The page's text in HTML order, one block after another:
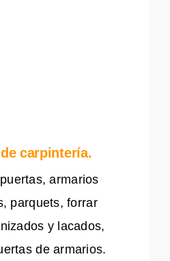
carpintería.
armarios
parquets, forrar
y lacados,
de armarios.